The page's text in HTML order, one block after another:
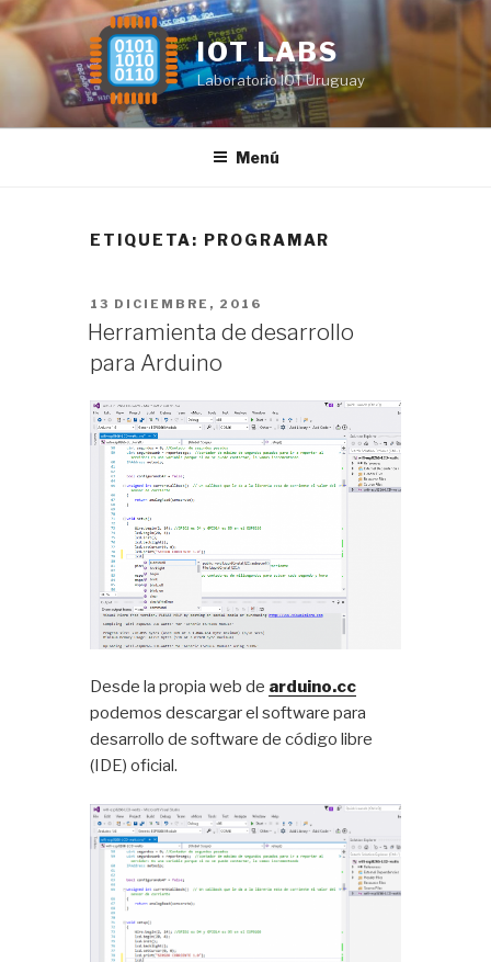
Saltar
al
contenido
IOT LABS
Laboratorio IOT Uruguay
Menú
ETIQUETA: PROGRAMAR
PUBLICADO
EL
13 DICIEMBRE, 2016
Herramienta de desarrollo
para Arduino
Desde la propia web de arduino.cc
podemos descargar el software para
desarrollo de software de código libre
(IDE) oficial.